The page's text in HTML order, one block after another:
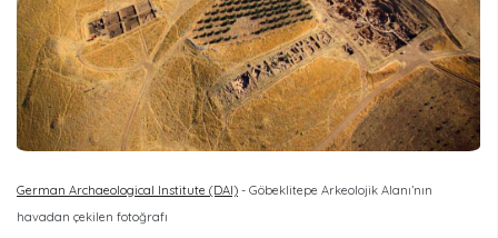
German Archaeological Institute (DAI) - Göbeklitepe Arkeolojik Alanı’nın
havadan çekilen fotoğrafı